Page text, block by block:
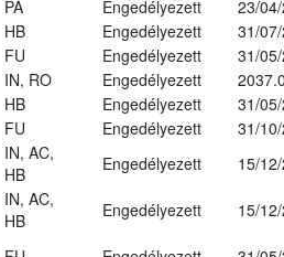
PA Engedélyezett
23/
HB Engedélyezett
31/
FU Engedélyezett
31/
IN, RO Engedélyezett
HB Engedélyezett
31/
FU Engedélyezett
31/
IN, AC,
HB
Engedélyezett
15/
IN, AC,
HB
Engedélyezett
15/